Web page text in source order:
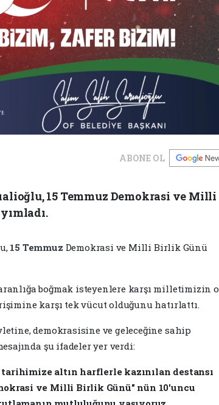
ABONE OL
15 Temmuz Demokrasi ve Milli
15 Temmuz Demokrasi ve Milli Birlik Günü
boğmak isteyenlere karşı milletimizin o
karşı tek vücut olduğunu hatırlattı.
demokrasisine ve geleceğine sahip
şu ifadeler yer verdi:
altın harflerle kazınılan destansı
ve Milli Birlik Günü" nün 10'uncu